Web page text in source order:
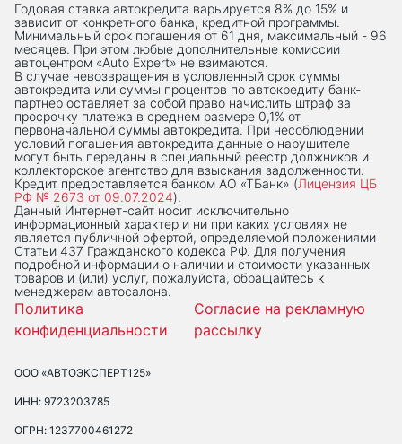
Годовая ставка автокредита варьируется 8% до 15% и
зависит от конкретного банка, кредитной программы.
Минимальный срок погашения от 61 дня, максимальный - 96
месяцев. При этом любые дополнительные комиссии
автоцентром «Auto Expert» не взимаются.
В случае невозвращения в условленный срок суммы
автокредита или суммы процентов по автокредиту банк-
партнер оставляет за собой право начислить штраф за
просрочку платежа в среднем размере 0,1% от
первоначальной суммы автокредита. При несоблюдении
условий погашения автокредита данные о нарушителе
могут быть переданы в специальный реестр должников и
коллекторское агентство для взыскания задолженности.
Кредит предоставляется банком АО «ТБанк» (Лицензия ЦБ
РФ № 2673 от 09.07.2024).
Данный Интернет-сaйт носит исключительно
информационный характер и ни при каких условиях не
является публичной офертой, определяемой положениями
Статьи 437 Гражданского кодекса РФ. Для получения
подробной информации о наличии и стоимости указанных
товаров и (или) услуг, пожалуйста, обращайтесь к
менеджерам автосалона.
Политика
конфиденциальности
Согласие на рекламную
рассылку
ООО «АВТОЭКСПЕРТ125»
ИНН: 9723203785
ОГРН: 1237700461272